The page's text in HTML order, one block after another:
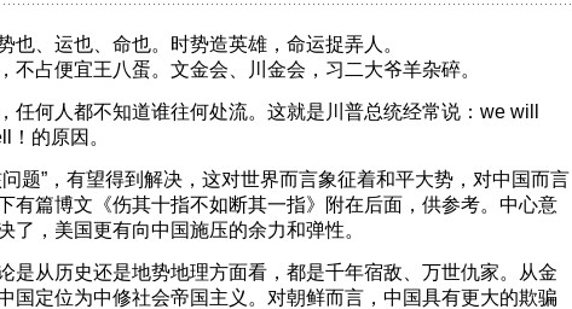
也、运也、命也。时势造英雄，命运捉弄人。
不占便宜王八蛋。文金会、川金会，习二大爷羊杂碎。
任何人都不知道谁往何处流。这就是川普总统经常说：we will
的原因。
题”，有望得到解决，这对世界而言象征着和平大势，对中国而言
有篇博文《伤其十指不如断其一指》附在后面，供参考。中心意
了，美国更有向中国施压的余力和弹性。
是从历史还是地势地理方面看，都是千年宿敌、万世仇家。从金
国定位为中修社会帝国主义。对朝鲜而言，中国具有更大的欺骗